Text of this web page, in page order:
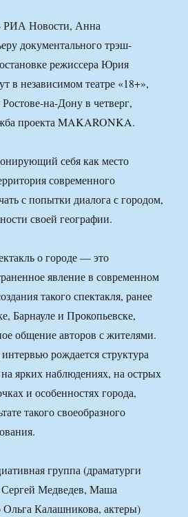
Новости, Анна
документального трэш-
режиссера Юрия
в независимом театре «18+»,
на-Дону в четверг,
проекта MAKARONKA.
себя как место
современного
с попытки диалога с городом,
своей географии.
о городе — это
явление в современном
такого спектакля, ранее
Барнауле и Прокопьевске,
общение авторов с жителями.
рождается структура
ярких наблюдениях, на острых
и особенностях города,
такого своеобразного
группа (драматурги
Медведев, Маша
Ольга Калашникова, актеры)